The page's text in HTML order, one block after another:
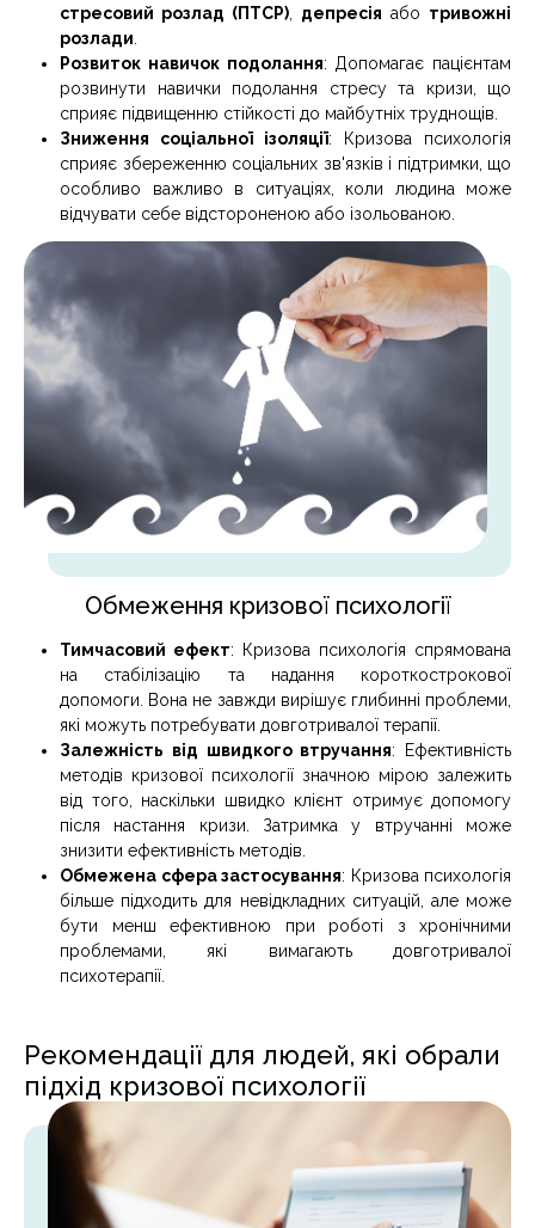
стресовий розлад (ПТСР), депресія або тривожні
розлади.
Розвиток навичок подолання: Допомагає пацієнтам
розвинути навички подолання стресу та кризи, що
сприяє підвищенню стійкості до майбутніх труднощів.
Зниження соціальної ізоляції: Кризова психологія
сприяє збереженню соціальних зв'язків і підтримки, що
особливо важливо в ситуаціях, коли людина може
відчувати себе відстороненою або ізольованою.
Обмеження кризової психології
Тимчасовий ефект: Кризова психологія спрямована
на стабілізацію та надання короткострокової
допомоги. Вона не завжди вирішує глибинні проблеми,
які можуть потребувати довготривалої терапії.
Залежність від швидкого втручання: Ефективність
методів кризової психології значною мірою залежить
від того, наскільки швидко клієнт отримує допомогу
після настання кризи. Затримка у втручанні може
знизити ефективність методів.
Обмежена сфера застосування: Кризова психологія
більше підходить для невідкладних ситуацій, але може
бути менш ефективною при роботі з хронічними
проблемами, які вимагають довготривалої
психотерапії.
Рекомендації для людей, які обрали
підхід кризової психології